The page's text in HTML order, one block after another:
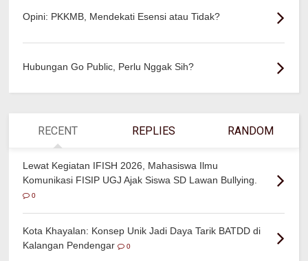
Opini: PKKMB, Mendekati Esensi atau Tidak?
Hubungan Go Public, Perlu Nggak Sih?
RECENT REPLIES RANDOM
Lewat Kegiatan IFISH 2026, Mahasiswa Ilmu
Komunikasi FISIP UGJ Ajak Siswa SD Lawan Bullying.
0
Kota Khayalan: Konsep Unik Jadi Daya Tarik BATDD di
Kalangan Pendengar
0